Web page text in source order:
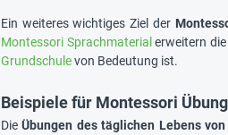
Ein weiteres wichtiges Ziel der
Montessori Sprachmaterial erweitern
Grundschulevon Bedeutung ist.
Beispiele für Montessori
DieÜbungen des täglichen Lebens